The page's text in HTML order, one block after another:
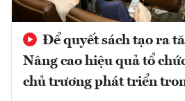
Để quyết sách tạo ra
Nâng cao hiệu quả tổ
chủ trương phát triển